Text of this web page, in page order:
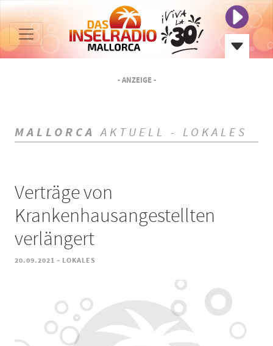
- ANZEIGE -
MALLORCA AKTUELL - LOKALES
Verträge von
Krankenhausangestellten
verlängert
20.09.2021 - LOKALES